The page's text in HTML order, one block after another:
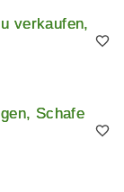
verkaufen,
Schafe